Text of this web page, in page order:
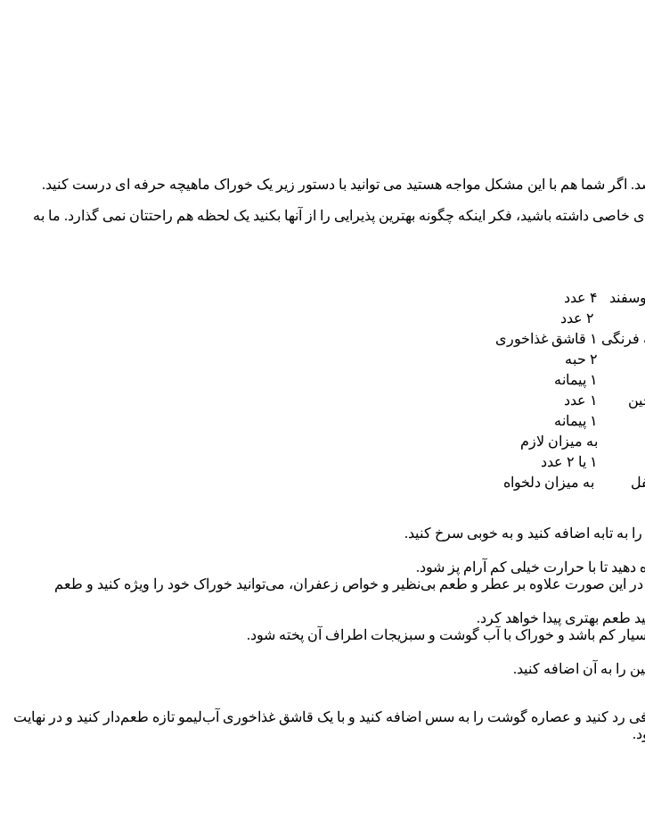
شما هم با این مشکل مواجه هستید می توانید با دستور زیر یک خوراک ماهیچه حرفه ای درست کنید.
باشید، فکر اینکه چگونه بهترین پذیرایی را از آنها بکنید یک لحظه هم راحتتان نمی گذارد. ما به
۴ عدد
۱ قاشق غذاخوری
۲ حبه
۱ پیمانه
۱ عدد
۱ پیمانه
به میزان لازم
۱ یا ۲ عدد
به میزان دلخواه
به تابه اضافه کنید و به خوبی سرخ کنید.
در این صورت علاوه بر عطر و طعم بی‌نظیر و خواص زعفران، می‌توانید خوراک خود را ویژه کنید و طعم
طعم بهتری پیدا خواهد کرد.
کم باشد و خوراک با آب گوشت و سبزیجات اطراف آن پخته شود.
به آن اضافه کنید.
رد کنید و عصاره گوشت را به سس اضافه کنید و با یک قاشق غذاخوری آب‌لیمو تازه طعم‌دار کنید و در نهایت